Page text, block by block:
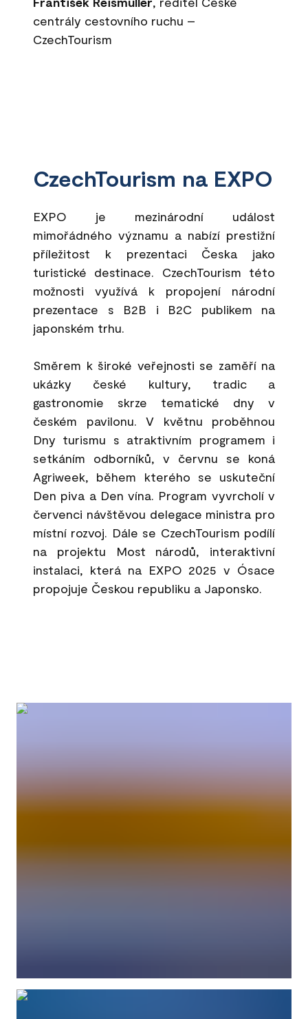
centrály cestovního ruchu –
CzechTourism
CzechTourism na EXPO
EXPO je mezinárodní událost
mimořádného významu a nabízí prestižní
příležitost k prezentaci Česka jako
turistické destinace. CzechTourism této
možnosti využívá k propojení národní
prezentace s B2B i B2C publikem na
japonském trhu.
Směrem k široké veřejnosti se zaměří na
ukázky české kultury, tradic a
gastronomie skrze tematické dny v
českém pavilonu. V květnu proběhnou
Dny turismu s atraktivním programem i
setkáním odborníků, v červnu se koná
Agriweek, během kterého se uskuteční
Den piva a Den vína. Program vyvrcholí v
červenci návštěvou delegace ministra pro
místní rozvoj. Dále se CzechTourism podílí
na projektu Most národů, interaktivní
instalaci, která na EXPO 2025 v Ósace
propojuje Českou republiku a Japonsko.